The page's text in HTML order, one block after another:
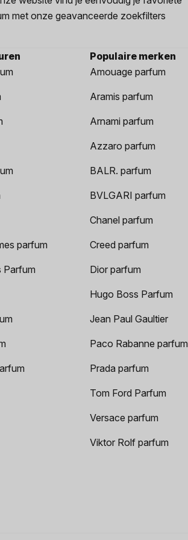
met onze geavanceerde zoekfilters
parfum
Parfum
Populaire merken
Amouage parfum
Aramis parfum
Arnami parfum
Azzaro parfum
BALR. parfum
BVLGARI parfum
Chanel parfum
Creed parfum
Dior parfum
Hugo Boss Parfum
Jean Paul Gaultier
Paco Rabanne parfum
Prada parfum
Tom Ford Parfum
Versace parfum
Viktor Rolf parfum